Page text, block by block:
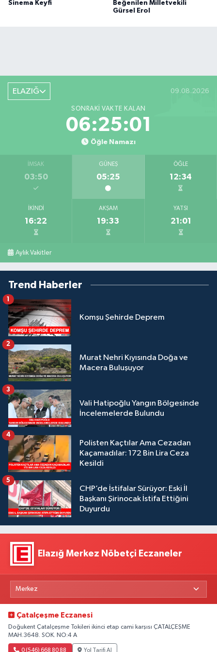
Sinema Keyfi
Beğenilen Milletvekili
Gürsel Erol
ELAZIĞ 09.08.2026
SONRAKI VAKTE KALAN
06:25:01
Öğle Namazı
İMSAK
03:50
GÜNEŞ
05:25
ÖĞLE
12:34
İKINDI
16:22
AKŞAM
19:33
YATSI
21:01
Aylık Vakitler
Trend Haberler
Komşu Şehirde Deprem
1
Murat Nehri Kıyısında Doğa ve
Macera Buluşuyor
2
Vali Hatipoğlu Yangın Bölgesinde
İncelemelerde Bulundu
3
Polisten Kaçtılar Ama Cezadan
Kaçamadılar: 172 Bin Lira Ceza
Kesildi
4
CHP’de İstifalar Sürüyor: Eski İl
Başkanı Şirinocak İstifa Ettiğini
Duyurdu
5
Elazığ Merkez Nöbetçi Eczaneler
Çatalçeşme Eczanesi
Doğukent Çatalçeşme Tokileri ikinci etap cami karşısı ÇATALÇEŞME
MAH.3648. SOK. NO:4 A
0 (546) 668 80 88 Yol Tarifi Al